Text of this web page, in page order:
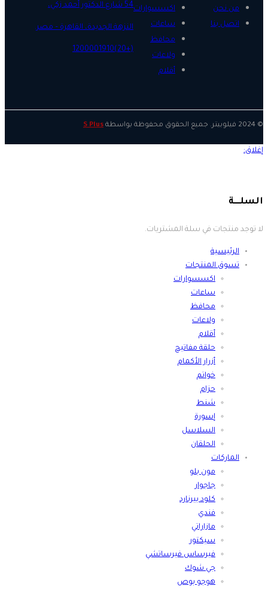
من نحن
اتصل بنا
اكسسوارات
ساعات
محافظ
ولاعات
أقلام
54 شارع الدكتور أحمد زكي،
النزهة الجديدة، القاهرة – مصر.
(+20)1200001910
© 2024 فيلوبيتر. جميع الحقوق محفوظة بواسطة S Plus
لا توجد منتجات في سلة المشتريات.
الرئيسية
تسوق المنتجات
اكسسوارات
ساعات
محافظ
ولاعات
أقلام
حلقة مفاتيح
أزرار الأكمام
خواتم
حزام
شنط
إسورة
السلاسل
الحلقان
الماركات
مون بلو
جاجوار
كلود بيرنارد
فندي
مازاراتي
سيكتور
فيرساس فيرساتشي
جي شوك
هوجو بوص